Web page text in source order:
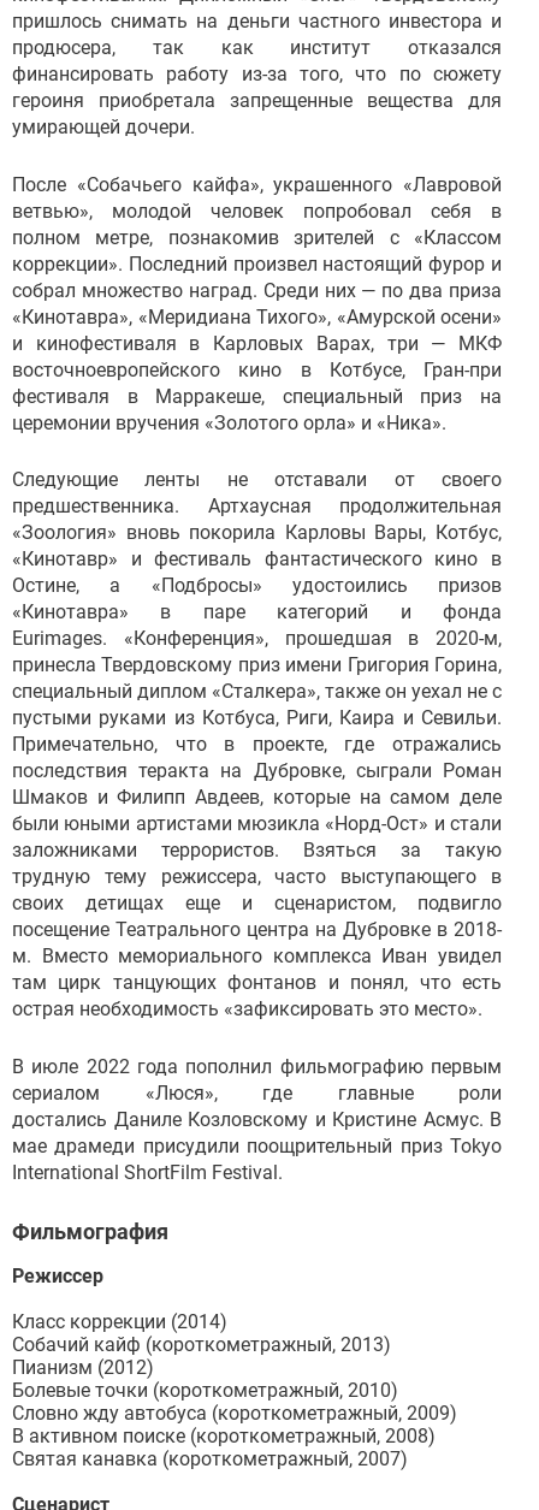
пришлось снимать на деньги частного инвестора и
продюсера, так как институт отказался
финансировать работу из-за того, что по сюжету
героиня приобретала запрещенные вещества для
умирающей дочери.
После «Собачьего кайфа», украшенного «Лавровой
ветвью», молодой человек попробовал себя в
полном метре, познакомив зрителей с «Классом
коррекции». Последний произвел настоящий фурор и
собрал множество наград. Среди них — по два приза
«Кинотавра», «Меридиана Тихого», «Амурской осени»
и кинофестиваля в Карловых Варах, три — МКФ
восточноевропейского кино в Котбусе, Гран-при
фестиваля в Марракеше, специальный приз на
церемонии вручения «Золотого орла» и «Ника».
Следующие ленты не отставали от своего
предшественника. Артхаусная продолжительная
«Зоология» вновь покорила Карловы Вары, Котбус,
«Кинотавр» и фестиваль фантастического кино в
Остине, а «Подбросы» удостоились призов
«Кинотавра» в паре категорий и фонда
Eurimages. «Конференция», прошедшая в 2020-м,
принесла Твердовскому приз имени Григория Горина,
специальный диплом «Сталкера», также он уехал не с
пустыми руками из Котбуса, Риги, Каира и Севильи.
Примечательно, что в проекте, где отражались
последствия теракта на Дубровке, сыграли Роман
Шмаков и Филипп Авдеев, которые на самом деле
были юными артистами мюзикла «Норд-Ост» и стали
заложниками террористов. Взяться за такую
трудную тему режиссера, часто выступающего в
своих детищах еще и сценаристом, подвигло
посещение Театрального центра на Дубровке в 2018-
м. Вместо мемориального комплекса Иван увидел
там цирк танцующих фонтанов и понял, что есть
острая необходимость «зафиксировать это место».
В июле 2022 года пополнил фильмографию первым
сериалом «Люся», где главные роли
достались Даниле Козловскому и Кристине Асмус. В
мае драмеди присудили поощрительный приз Tokyo
International ShortFilm Festival.
Фильмография
Режиссер
Класс коррекции (2014)
Собачий кайф (короткометражный, 2013)
Пианизм (2012)
Болевые точки (короткометражный, 2010)
Словно жду автобуса (короткометражный, 2009)
В активном поиске (короткометражный, 2008)
Святая канавка (короткометражный, 2007)
Сценарист